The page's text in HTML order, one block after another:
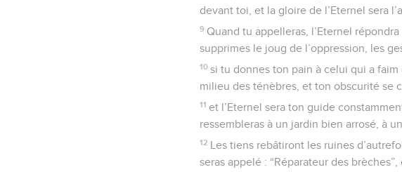
devant toi, et la gloire de l’Eternel sera
9 Quand tu appelleras, l’Eternel
supprimes le joug de l’oppression, les
10 si tu donnes ton pain à celui qui a
milieu des ténèbres, et ton obscurité se
11 et l’Eternel sera ton guide
ressembleras à un jardin bien arrosé, à
12 Les tiens rebâtiront les ruines
seras appelé : “Réparateur des